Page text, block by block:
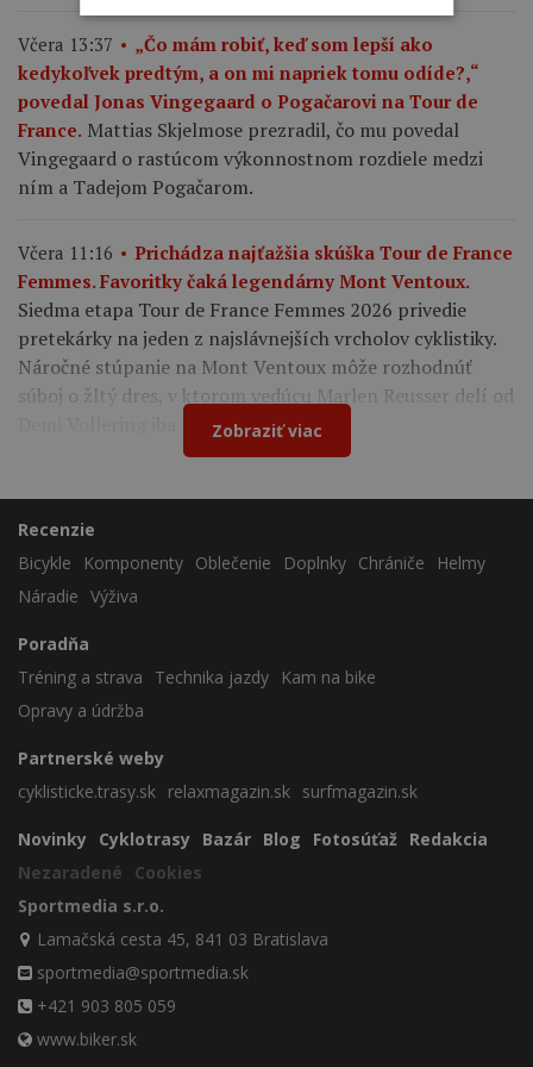
Včera 13:37
„Čo mám robiť, keď som lepší ako
kedykoľvek predtým, a on mi napriek tomu odíde?,“
povedal Jonas Vingegaard o Pogačarovi na Tour de
France. Mattias Skjelmose prezradil, čo mu povedal
Vingegaard o rastúcom výkonnostnom rozdiele medzi
ním a Tadejom Pogačarom.
Včera 11:16
Prichádza najťažšia skúška Tour de France
Femmes. Favoritky čaká legendárny Mont Ventoux.
Siedma etapa Tour de France Femmes 2026 privedie
pretekárky na jeden z najslávnejších vrcholov cyklistiky.
Náročné stúpanie na Mont Ventoux môže rozhodnúť
súboj o žltý dres, v ktorom vedúcu Marlen Reusser delí od
Demi Vollering iba 12 sekúnd.
Zobraziť viac
Recenzie
Bicykle
Komponenty Oblečenie Doplnky Chrániče
Helmy
Náradie Výživa
Poradňa
Tréning a strava
Technika jazdy
Kam na bike
Opravy a údržba
Partnerské weby
cyklisticke.trasy.sk relaxmagazin.sk surfmagazin.sk
Novinky Cyklotrasy Bazár Blog Fotosúťaž Redakcia
Nezaradené
Cookies
Sportmedia s.r.o.
Lamačská cesta 45, 841 03 Bratislava
sportmedia@sportmedia.sk
+421 903 805 059
www.biker.sk